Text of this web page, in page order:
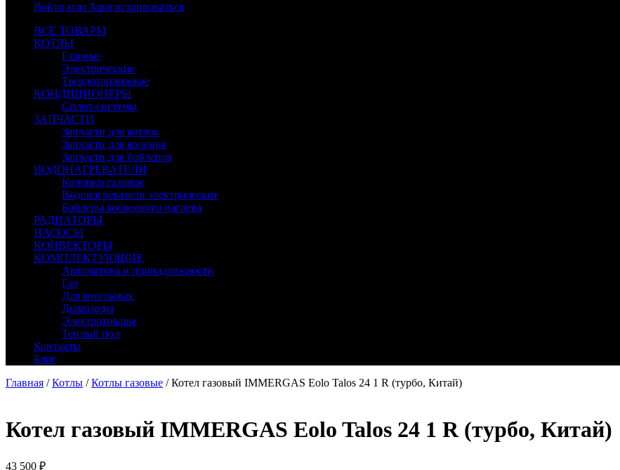
Войти или Зарегистрироваться
ВСЕ ТОВАРЫ
КОТЛЫ
Газовые
Электрические
Твердотопливные
КОНДИЦИОНЕРЫ
Сплит-системы
ЗАПЧАСТИ
Запчасти для котлов
Запчасти для колонок
Запчасти для бойлеров
ВОДОНАГРЕВАТЕЛИ
Колонки газовые
Водонагреватели электрические
Бойлеры косвенного нагрева
РАДИАТОРЫ
НАСОСЫ
КОНВЕКТОРЫ
КОМПЛЕКТУЮЩИЕ
Автоматика и принадлежности
Газ
Для котельных
Дымоходы
Электротовары
Теплый пол
Контакты
Блог
Главная /Котлы /Котлы газовые / Котел газовый IMMERGAS Eolo Talos 24 1 R (турбо, Китай)
Котел газовый IMMERGAS Eolo Talos 24 1 R (турбо, Китай)
43 500 ₽